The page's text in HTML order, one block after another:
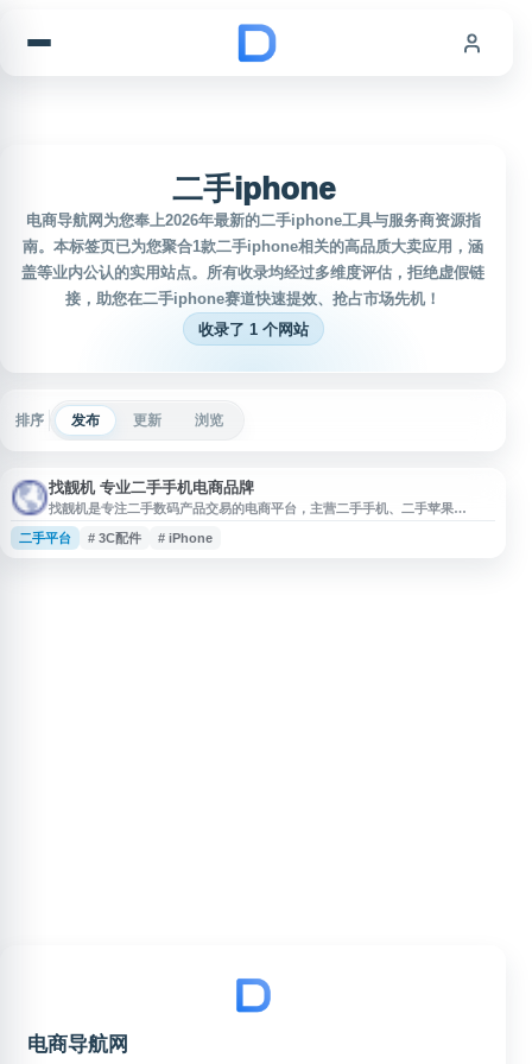
二手iphone
电商导航网为您奉上2026年最新的二手iphone工具与服务商资源指
南。本标签页已为您聚合1款二手iphone相关的高品质大卖应用，涵
盖等业内公认的实用站点。所有收录均经过多维度评估，拒绝虚假链
接，助您在二手iphone赛道快速提效、抢占市场先机！
收录了 1 个网站
排序 发布 更新 浏览
找靓机 专业二手手机电商品牌
找靓机是专注二手数码产品交易的电商平台，主营二手手机、二手苹果
iPhone、平板电脑、笔记本电脑及 3C 配件等商品。平台提供验机服务、一机
一验、真机实拍、售后服务及 7 天无理由退货，支持花呗分期、白条支付和组
二手平台 # 3C配件 # iPhone
电商导航网